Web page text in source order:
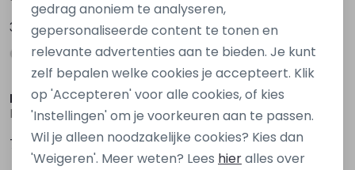
39,99
39,99
Elvira Casuals
E2 26-020 Ecru melee
79,99
Jacqueline de Yong
15221238 Rood bordo
29,99
Sale
gedrag anoniem te analyseren,
gepersonaliseerde content te tonen en
relevante advertenties aan te bieden. Je kunt
zelf bepalen welke cookies je accepteert. Klik
op 'Accepteren' voor alle cookies, of kies
'Instellingen' om je voorkeuren aan te passen.
Wil je alleen noodzakelijke cookies? Kies dan
'Weigeren'. Meer weten? Lees hieralles over